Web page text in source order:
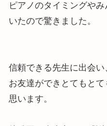
ピアノのタイミングや
いたので驚きました。
信頼できる先生に出会い
お友達ができとてもと
思います。